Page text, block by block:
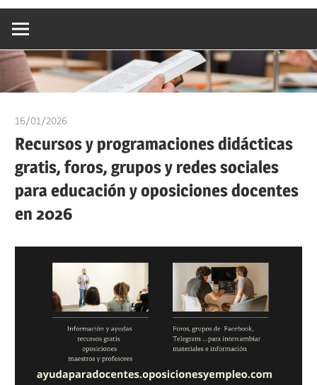
16/01/2026
Recursos y programaciones didácticas
gratis, foros, grupos y redes sociales
para educación y oposiciones docentes
en 2026